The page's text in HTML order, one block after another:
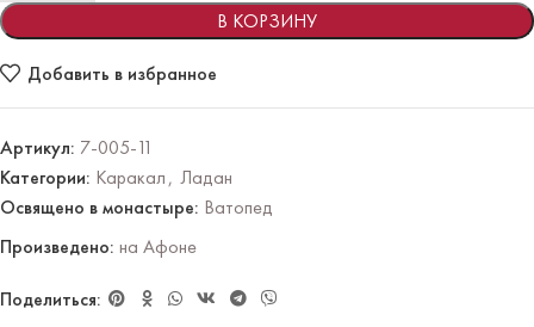
В КОРЗИНУ
Добавить в избранное
Артикул: 7-005-11
Категории: Каракал, Ладан
Освящено в монастыре: Ватопед
Произведено: на Афоне
Поделиться: